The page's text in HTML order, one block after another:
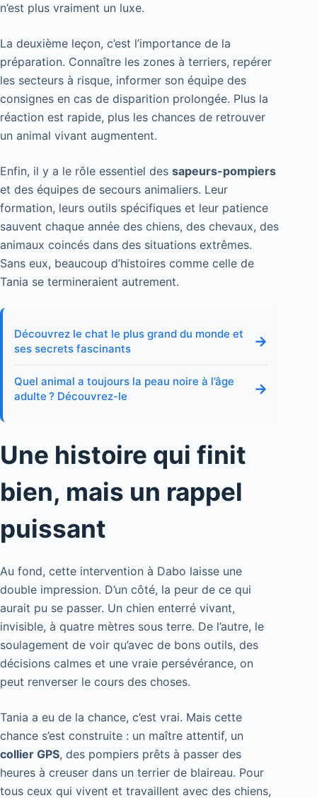
n’est plus vraiment un luxe.
La deuxième leçon, c’est l’importance de la
préparation. Connaître les zones à terriers, repérer
les secteurs à risque, informer son équipe des
consignes en cas de disparition prolongée. Plus la
réaction est rapide, plus les chances de retrouver
un animal vivant augmentent.
Enfin, il y a le rôle essentiel des sapeurs-pompiers
et des équipes de secours animaliers. Leur
formation, leurs outils spécifiques et leur patience
sauvent chaque année des chiens, des chevaux, des
animaux coincés dans des situations extrêmes.
Sans eux, beaucoup d’histoires comme celle de
Tania se termineraient autrement.
Découvrez le chat le plus grand du monde et
ses secrets fascinants
→
Quel animal a toujours la peau noire à l’âge
adulte ? Découvrez-le
→
Une histoire qui finit
bien, mais un rappel
puissant
Au fond, cette intervention à Dabo laisse une
double impression. D’un côté, la peur de ce qui
aurait pu se passer. Un chien enterré vivant,
invisible, à quatre mètres sous terre. De l’autre, le
soulagement de voir qu’avec de bons outils, des
décisions calmes et une vraie persévérance, on
peut renverser le cours des choses.
Tania a eu de la chance, c’est vrai. Mais cette
chance s’est construite : un maître attentif, un
collier GPS, des pompiers prêts à passer des
heures à creuser dans un terrier de blaireau. Pour
tous ceux qui vivent et travaillent avec des chiens,